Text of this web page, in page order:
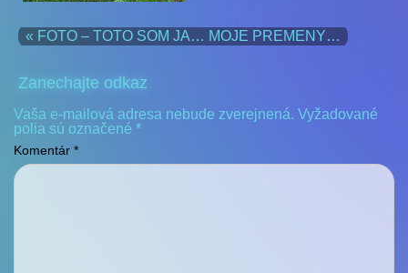
« FOTO – TOTO SOM JA… MOJE PREMENY…
Zanechajte odkaz
Vaša e-mailová adresa nebude zverejnená. Vyžadované
polia sú označené *
Komentár *